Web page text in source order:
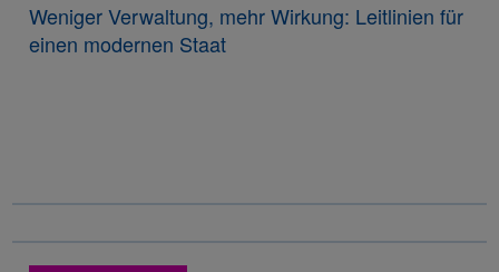
Weniger Verwaltung, mehr Wirkung: Leitlinien für
einen modernen Staat